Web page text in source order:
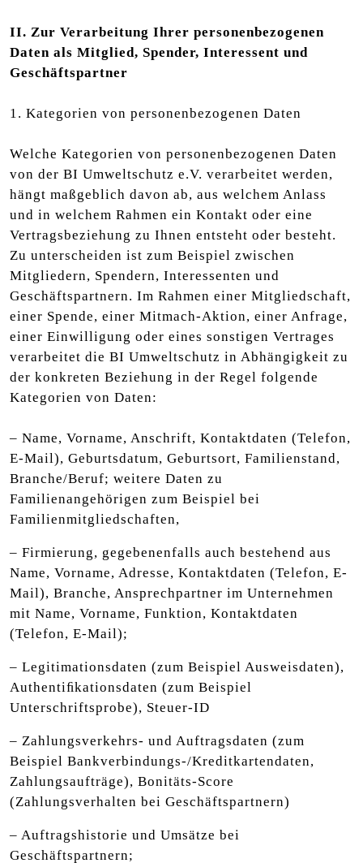
II. Zur Verarbeitung Ihrer personenbezogenen
Daten als Mitglied, Spender, Interessent und
Geschäftspartner
1. Kategorien von personenbezogenen Daten
Welche Kategorien von personenbezogenen Daten
von der BI Umweltschutz e.V. verarbeitet werden,
hängt maßgeblich davon ab, aus welchem Anlass
und in welchem Rahmen ein Kontakt oder eine
Vertragsbeziehung zu Ihnen entsteht oder besteht.
Zu unterscheiden ist zum Beispiel zwischen
Mitgliedern, Spendern, Interessenten und
Geschäftspartnern. Im Rahmen einer Mitgliedschaft,
einer Spende, einer Mitmach-Aktion, einer Anfrage,
einer Einwilligung oder eines sonstigen Vertrages
verarbeitet die BI Umweltschutz in Abhängigkeit zu
der konkreten Beziehung in der Regel folgende
Kategorien von Daten:
– Name, Vorname, Anschrift, Kontaktdaten (Telefon,
E-Mail), Geburtsdatum, Geburtsort, Familienstand,
Branche/Beruf; weitere Daten zu
Familienangehörigen zum Beispiel bei
Familienmitgliedschaften,
– Firmierung, gegebenenfalls auch bestehend aus
Name, Vorname, Adresse, Kontaktdaten (Telefon, E-
Mail), Branche, Ansprechpartner im Unternehmen
mit Name, Vorname, Funktion, Kontaktdaten
(Telefon, E-Mail);
– Legitimationsdaten (zum Beispiel Ausweisdaten),
Authentiﬁkationsdaten (zum Beispiel
Unterschriftsprobe), Steuer-ID
– Zahlungsverkehrs- und Auftragsdaten (zum
Beispiel Bankverbindungs-/Kreditkartendaten,
Zahlungsaufträge), Bonitäts-Score
(Zahlungsverhalten bei Geschäftspartnern)
– Auftragshistorie und Umsätze bei
Geschäftspartnern;